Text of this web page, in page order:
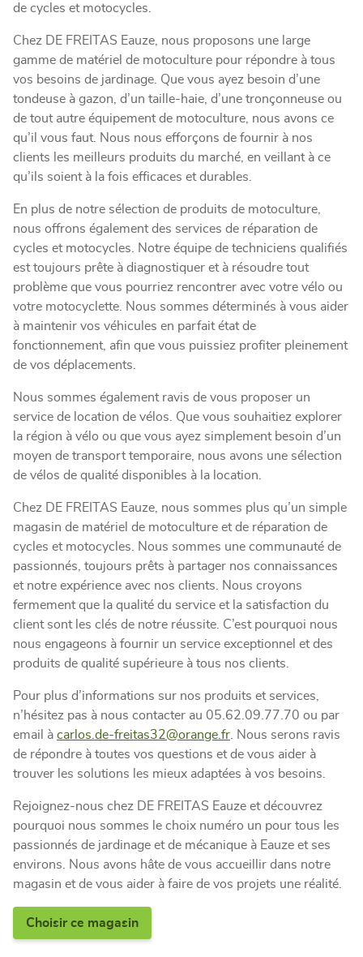
de cycles et motocycles.
Chez DE FREITAS Eauze, nous proposons une large
gamme de matériel de motoculture pour répondre à tous
vos besoins de jardinage. Que vous ayez besoin d’une
tondeuse à gazon, d’un taille-haie, d’une tronçonneuse ou
de tout autre équipement de motoculture, nous avons ce
qu’il vous faut. Nous nous efforçons de fournir à nos
clients les meilleurs produits du marché, en veillant à ce
qu’ils soient à la fois efficaces et durables.
En plus de notre sélection de produits de motoculture,
nous offrons également des services de réparation de
cycles et motocycles. Notre équipe de techniciens qualifiés
est toujours prête à diagnostiquer et à résoudre tout
problème que vous pourriez rencontrer avec votre vélo ou
votre motocyclette. Nous sommes déterminés à vous aider
à maintenir vos véhicules en parfait état de
fonctionnement, afin que vous puissiez profiter pleinement
de vos déplacements.
Nous sommes également ravis de vous proposer un
service de location de vélos. Que vous souhaitiez explorer
la région à vélo ou que vous ayez simplement besoin d’un
moyen de transport temporaire, nous avons une sélection
de vélos de qualité disponibles à la location.
Chez DE FREITAS Eauze, nous sommes plus qu’un simple
magasin de matériel de motoculture et de réparation de
cycles et motocycles. Nous sommes une communauté de
passionnés, toujours prêts à partager nos connaissances
et notre expérience avec nos clients. Nous croyons
fermement que la qualité du service et la satisfaction du
client sont les clés de notre réussite. C’est pourquoi nous
nous engageons à fournir un service exceptionnel et des
produits de qualité supérieure à tous nos clients.
Pour plus d’informations sur nos produits et services,
n’hésitez pas à nous contacter au 05.62.09.77.70 ou par
email à carlos.de-freitas32@orange.fr . Nous serons ravis
de répondre à toutes vos questions et de vous aider à
trouver les solutions les mieux adaptées à vos besoins.
Rejoignez-nous chez DE FREITAS Eauze et découvrez
pourquoi nous sommes le choix numéro un pour tous les
passionnés de jardinage et de mécanique à Eauze et ses
environs. Nous avons hâte de vous accueillir dans notre
magasin et de vous aider à faire de vos projets une réalité.
Choisir ce magasin